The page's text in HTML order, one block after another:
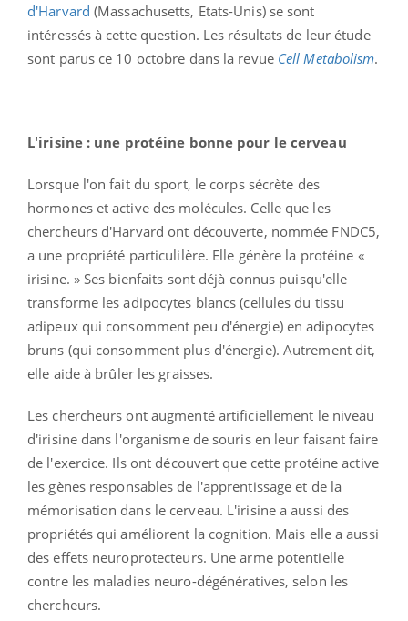
d'Harvard (Massachusetts, Etats-Unis) se sont
intéressés à cette question. Les résultats de leur étude
sont parus ce 10 octobre dans la revue Cell Metabolism.
L'irisine : une protéine bonne pour le cerveau
Lorsque l'on fait du sport, le corps sécrète des
hormones et active des molécules. Celle que les
chercheurs d'Harvard ont découverte, nommée FNDC5,
a une propriété particulilère. Elle génère la protéine «
irisine. » Ses bienfaits sont déjà connus puisqu'elle
transforme les adipocytes blancs (cellules du tissu
adipeux qui consomment peu d'énergie) en adipocytes
bruns (qui consomment plus d'énergie). Autrement dit,
elle aide à brûler les graisses.
Les chercheurs ont augmenté artificiellement le niveau
d'irisine dans l'organisme de souris en leur faisant faire
de l'exercice. Ils ont découvert que cette protéine active
les gènes responsables de l'apprentissage et de la
mémorisation dans le cerveau. L'irisine a aussi des
propriétés qui améliorent la cognition. Mais elle a aussi
des effets neuroprotecteurs. Une arme potentielle
contre les maladies neuro-dégénératives, selon les
chercheurs.